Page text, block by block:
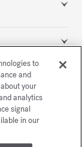
to
and
your
analytics
signal
in our